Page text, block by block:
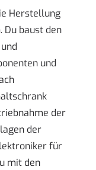
Herstellung
Du baust den
und
der
der
für
mit den